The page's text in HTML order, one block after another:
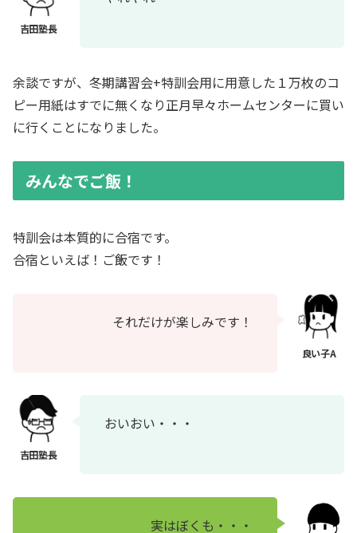
余談ですが、冬期講習会+特訓会用に用意した１万枚のコ
ピー用紙はすでに無くなり正月早々ホームセンターに買い
に行くことになりました。
みんなでご飯！
特訓会は本質的に合宿です。
合宿といえば！ご飯です！
それだけが楽しみです！
おいおい・・・
実はぼくも・・・